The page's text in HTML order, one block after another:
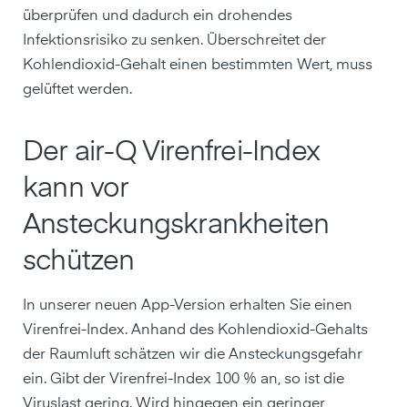
überprüfen und dadurch ein drohendes
Infektionsrisiko zu senken. Überschreitet der
Kohlendioxid-Gehalt einen bestimmten Wert, muss
gelüftet werden.
Der air-Q Virenfrei-Index
kann vor
Ansteckungskrankheiten
schützen
In unserer neuen App-Version erhalten Sie einen
Virenfrei-Index. Anhand des Kohlendioxid-Gehalts
der Raumluft schätzen wir die Ansteckungsgefahr
ein. Gibt der Virenfrei-Index 100 % an, so ist die